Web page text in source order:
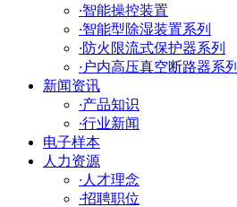
·智能操控装置
·智能型除湿装置系列
·防火限流式保护器系列
· 户内高压真空断路器系列
新闻资讯
·产品知识
·行业新闻
电子样本
人力资源
· 人才理念
·招聘职位